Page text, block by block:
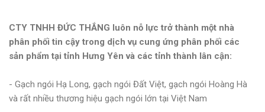
CTY TNHH ĐỨC THẮNG luôn nỗ lực trở thành một nhà
phân phối tin cậy trong dịch vụ cung ứng phân phối các
sản phẩm tại tỉnh Hưng Yên và các tỉnh thành lân cận:
- Gạch ngói Hạ Long, gạch ngói Đất Việt, gạch ngói Hoàng Hà
và rất nhiều thương hiệu gạch ngói lớn tại Việt Nam